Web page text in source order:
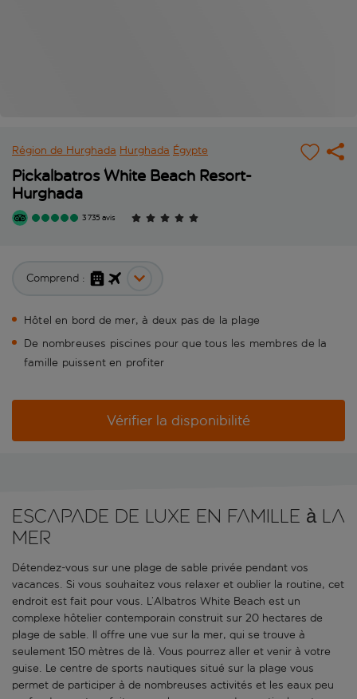
Région de Hurghada Hurghada Égypte
Pickalbatros White Beach Resort-
Hurghada
3 735 avis
Comprend :
Hôtel en bord de mer, à deux pas de la plage
De nombreuses piscines pour que tous les membres de la
famille puissent en profiter
Vérifier la disponibilité
Escapade de luxe en famille à la
mer
Détendez-vous sur une plage de sable privée pendant vos
vacances. Si vous souhaitez vous relaxer et oublier la routine, cet
endroit est fait pour vous. L’Albatros White Beach est un
complexe hôtelier contemporain construit sur 20 hectares de
plage de sable. Il offre une vue sur la mer, qui se trouve à
seulement 150 mètres de là. Vous pourrez aller et venir à votre
guise. Le centre de sports nautiques situé sur la plage vous
permet de participer à de nombreuses activités et les eaux peu